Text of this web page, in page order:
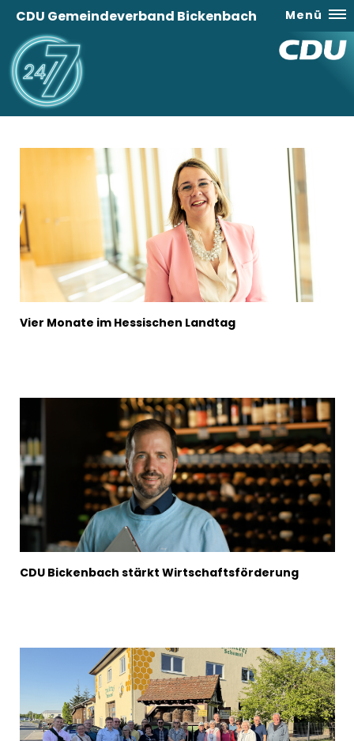
CDU Gemeindeverband Bickenbach Menü
Vier Monate im Hessischen Landtag
CDU Bickenbach stärkt Wirtschaftsförderung